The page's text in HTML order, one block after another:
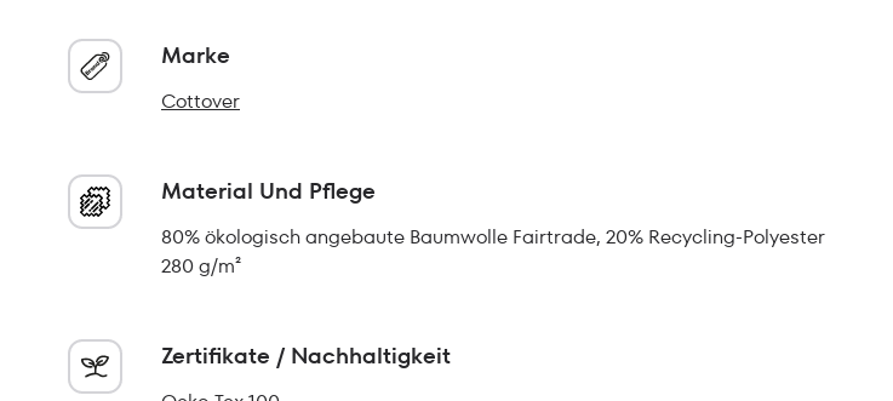
Marke
Cottover
Material Und Pflege
80% ökologisch angebaute Baumwolle Fairtrade, 20% Recycling-Polyester
280 g/m²
Zertifikate / Nachhaltigkeit